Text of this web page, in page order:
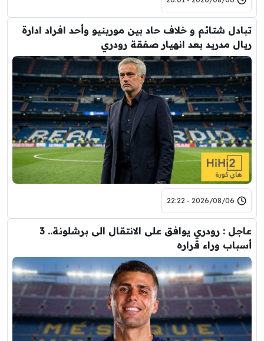
تبادل شتائم و خلاف حاد بين مورينيو وأحد افراد ادارة
ريال مدريد بعد انهيار صفقة رودري
2026/08/06 - 22:22
عاجل : رودري يوافق على الانتقال الى برشلونة.. 3
أسباب وراء قراره